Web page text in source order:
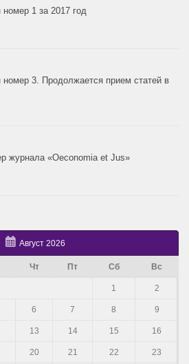
номер 1 за 2017 год
номер 3. Продолжается прием статей в
журнала «Oeconomia et Jus»
Август 2026
Чт Пт Сб Вс
1 2
6 7 8 9
13 14 15 16
20 21 22 23